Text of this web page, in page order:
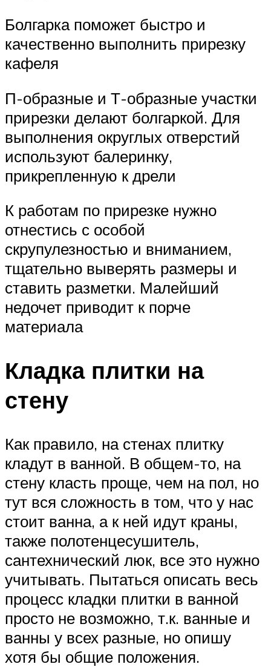
Болгарка поможет быстро и
качественно выполнить прирезку
кафеля
П-образные и Т-образные участки
прирезки делают болгаркой. Для
выполнения округлых отверстий
используют балеринку,
прикрепленную к дрели
К работам по прирезке нужно
отнестись с особой
скрупулезностью и вниманием,
тщательно выверять размеры и
ставить разметки. Малейший
недочет приводит к порче
материала
Кладка плитки на
стену
Как правило, на стенах плитку
кладут в ванной. В общем-то, на
стену класть проще, чем на пол, но
тут вся сложность в том, что у нас
стоит ванна, а к ней идут краны,
также полотенцесушитель,
сантехнический люк, все это нужно
учитывать. Пытаться описать весь
процесс кладки плитки в ванной
просто не возможно, т.к. ванные и
ванны у всех разные, но опишу
хотя бы общие положения.